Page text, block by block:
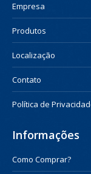
Empresa
Produtos
Localização
Contato
Política de
Informações
Como Comprar?